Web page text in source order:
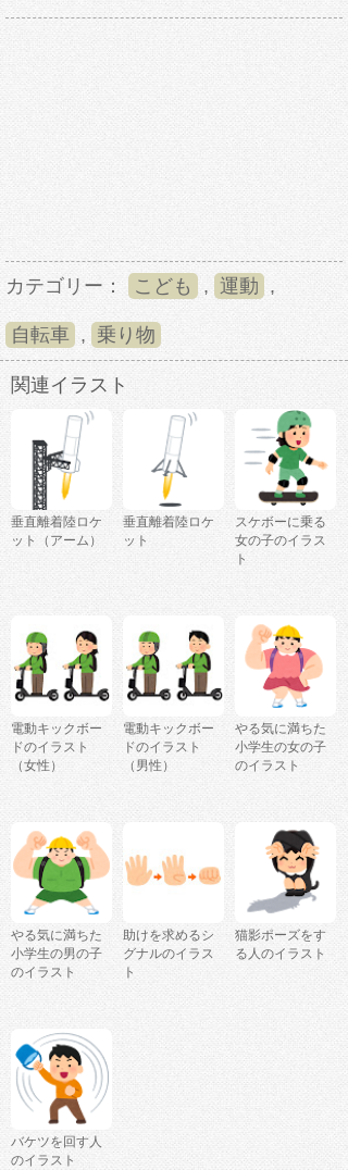
カテゴリー： こども , 運動 ,
自転車 , 乗り物
関連イラスト
垂直離着陸ロケ
ット（アーム）
垂直離着陸ロケ
ット
スケボーに乗る
女の子のイラス
ト
電動キックボー
ドのイラスト
（女性）
電動キックボー
ドのイラスト
（男性）
やる気に満ちた
小学生の女の子
のイラスト
やる気に満ちた
小学生の男の子
のイラスト
助けを求めるシ
グナルのイラス
ト
猫影ポーズをす
る人のイラスト
バケツを回す人
のイラスト